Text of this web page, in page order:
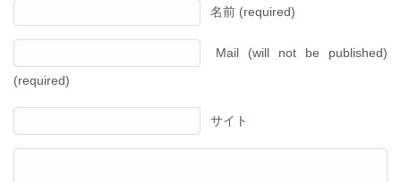
名前 (required)
Mail (will not be published)
(required)
サイト